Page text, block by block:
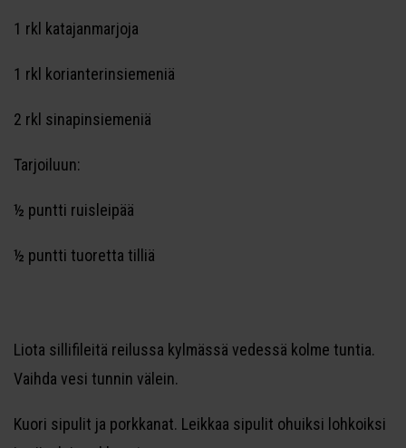
1 rkl katajanmarjoja
1 rkl korianterinsiemeniä
2 rkl sinapinsiemeniä
Tarjoiluun:
½ puntti ruisleipää
½ puntti tuoretta tilliä
Liota sillifileitä reilussa kylmässä vedessä kolme tuntia.
Vaihda vesi tunnin välein.
Kuori sipulit ja porkkanat. Leikkaa sipulit ohuiksi lohkoiksi